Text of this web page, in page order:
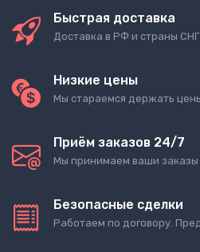
Быстрая доставка
Доставка в РФ и страны
Низкие цены
Мы стараемся держать
Приём заказов 24/7
Мы принимаем ваши заказы
Безопасные сделки
Работаем по договору.